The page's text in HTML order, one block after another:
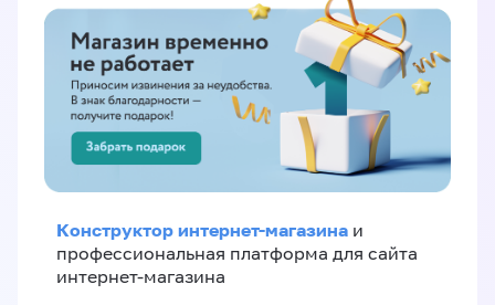
Конструктор интернет-магазина и
профессиональная платформа для сайта
интернет-магазина